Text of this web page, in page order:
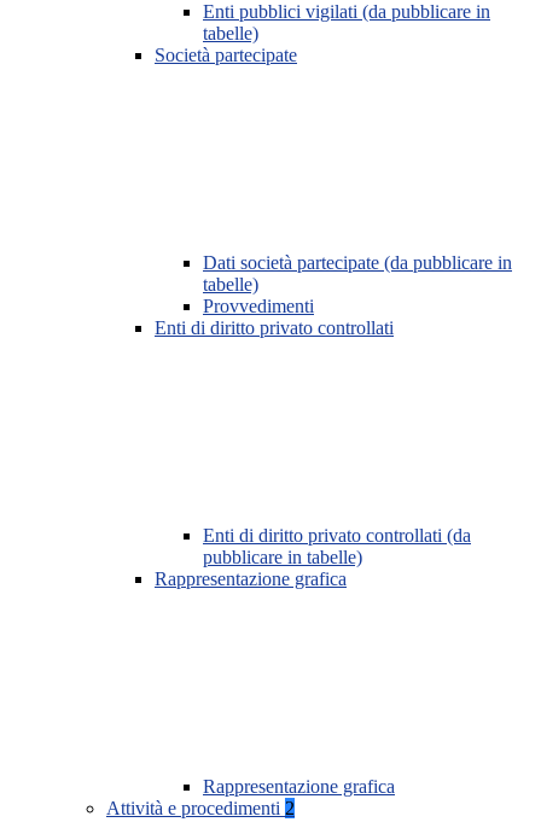
Enti pubblici vigilati (da pubblicare in
tabelle)
Società partecipate
Dati società partecipate (da pubblicare in
tabelle)
Provvedimenti
Enti di diritto privato controllati
Enti di diritto privato controllati (da
pubblicare in tabelle)
Rappresentazione grafica
Rappresentazione grafica
Attività e procedimenti 2